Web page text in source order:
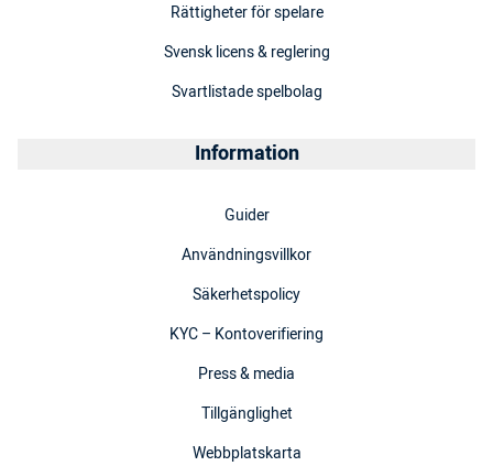
Rättigheter för spelare
Svensk licens & reglering
Svartlistade spelbolag
Information
Guider
Användningsvillkor
Säkerhetspolicy
KYC – Kontoverifiering
Press & media
Tillgänglighet
Webbplatskarta